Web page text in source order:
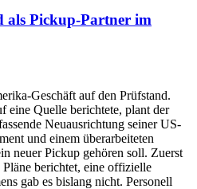
als Pickup-Partner im
Geschäft auf den Prüfstand.
eine Quelle berichtete, plant der
Neuausrichtung seiner US-
und einem überarbeiteten
neuer Pickup gehören soll. Zuerst
berichtet, eine offizielle
gab es bislang nicht. Personell